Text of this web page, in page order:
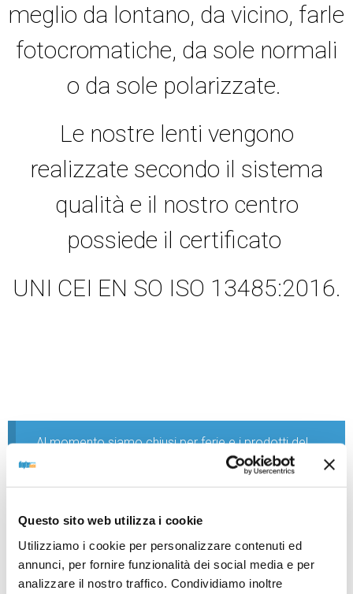
Questo sito web utilizza i cookie
Utilizziamo i cookie per personalizzare contenuti ed
annunci, per fornire funzionalità dei social media e per
analizzare il nostro traffico. Condividiamo inoltre
meglio da lontano, da vicino, farle
fotocromatiche, da sole normali
o da sole polarizzate.
Le nostre lenti vengono
realizzate secondo il sistema
qualità e il nostro centro
possiede il certificato
UNI CEI EN SO ISO 13485:2016.
Al momento siamo chiusi per ferie e i prodotti del
nostro negozio non saranno disponibili per la
spedizione fino al giorno 31 agosto. BUONE FERIE
Showing the single result